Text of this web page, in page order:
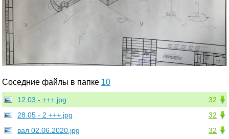
Соседние файлы в папке 10
32
12.03 - +++.jpg
32
28.05 - 2 +++.jpg
32
вал 02.06.2020.jpg